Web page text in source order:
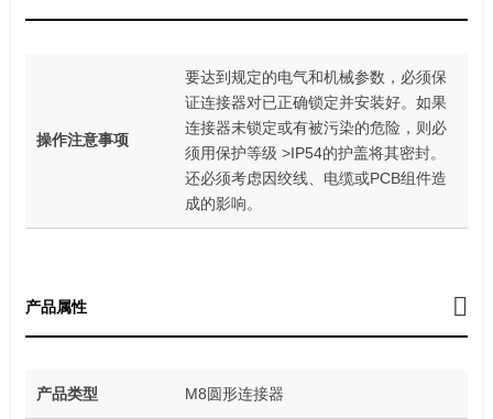
操作注意事项
要达到规定的电气和机械参数，必须保
证连接器对已正确锁定并安装好。如果
连接器未锁定或有被污染的危险，则必
须用保护等级 >IP54的护盖将其密封。
还必须考虑因绞线、电缆或PCB组件造
成的影响。
产品属性
产品类型 M8圆形连接器